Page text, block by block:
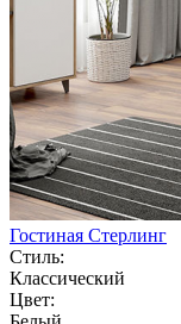
Гостиная Стерлинг
Стиль:
Классический
Цвет: